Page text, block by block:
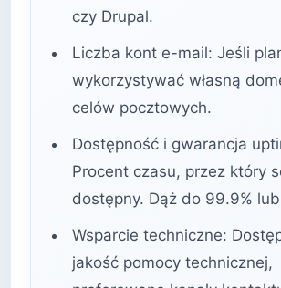
czy Drupal.
Liczba kont e-mail: Jeśli
wykorzystywać własną
celów pocztowych.
Dostępność i gwarancja
Procent czasu, przez który
dostępny. Dąż do 99.9%
Wsparcie techniczne:
jakość pomocy technicznej,